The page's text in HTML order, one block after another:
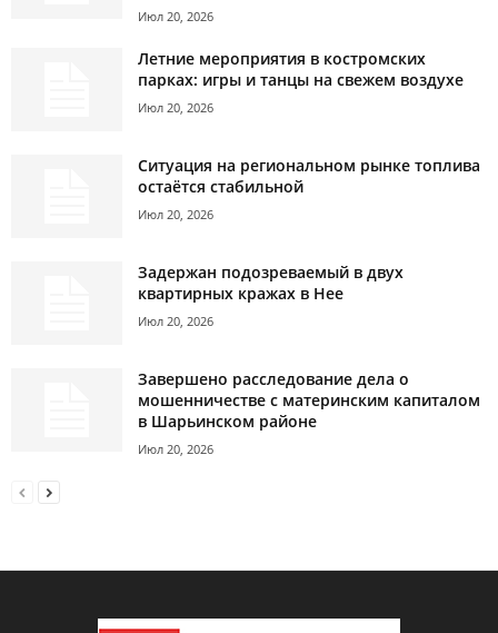
Июл 20, 2026
Летние мероприятия в костромских
парках: игры и танцы на свежем воздухе
Июл 20, 2026
Ситуация на региональном рынке топлива
остаётся стабильной
Июл 20, 2026
Задержан подозреваемый в двух
квартирных кражах в Нее
Июл 20, 2026
Завершено расследование дела о
мошенничестве с материнским капиталом
в Шарьинском районе
Июл 20, 2026